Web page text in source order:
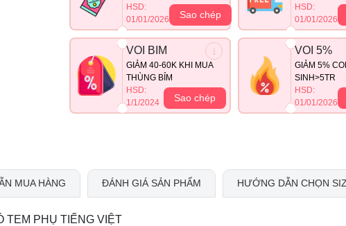
HSD:
01/01/2026
Sao chép
HSD:
01/01/2026
VOI BIM
GIẢM 40-60K KHI MUA
THÙNG BỈM
HSD:
1/1/2024
Sao chép
VOI 5%
GIẢM 5%
SINH>5TR
HSD:
01/01/2026
MUA HÀNG ĐÁNH GIÁ SẢN PHẨM HƯỚNG DẪN CHỌN
TEM PHỤ TIẾNG VIỆT